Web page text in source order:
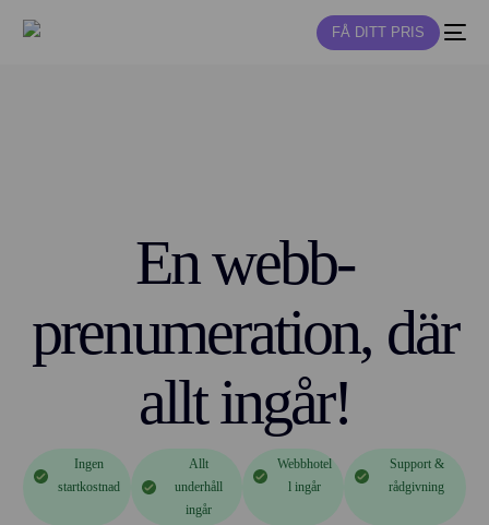
FÅ DITT PRIS
En webb-
prenumeration, där
allt ingår!
Ingen
startkostnad
Allt
underhåll
ingår
Webbhotel
l ingår
Support &
rådgivning